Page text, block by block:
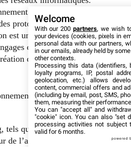
des différentes
protocoles est crucial. De
est une compétence essentielle ;
comme Python, Bash ou
de scripts utiles lors des
des compétences
tels que Metasploit, Nmap, or
de l’activité du pentester. La
Welcome
With our 200partners, we wish
your devices (cookies, pixels in
personal data with our partners,
in our emails, already held by
other contexts.
Processing this data (identifiers,
loyalty programs, IP, postal
geolocation, etc.) allows
content, commercial offers and
(including by email, post, SMS,
them, measuring their
You can "accept all" and
"cookie" icon. You can also "set
processing activities not subject
valid for 6 months.
powered